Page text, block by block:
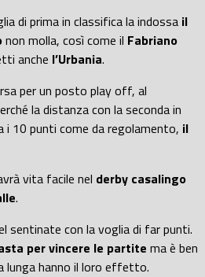
di prima in classifica la indossa il
non molla, così come il Fabriano
anche l’Urbania.
per un posto play off, al
la distanza con la seconda in
i 10 punti come da regolamento, il
vita facile nel derby casalingo
.
sentinate con la voglia di far punti.
per vincere le partite ma è ben
lunga hanno il loro effetto.